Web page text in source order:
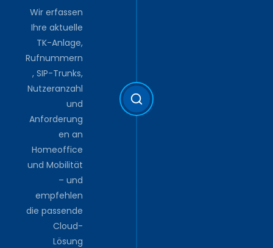
Wir erfassen
Ihre aktuelle
TK-Anlage,
Rufnummern
, SIP-Trunks,
Nutzeranzahl
und
Anforderung
en an
Homeoffice
und Mobilität
– und
empfehlen
die passende
Cloud-
Lösung